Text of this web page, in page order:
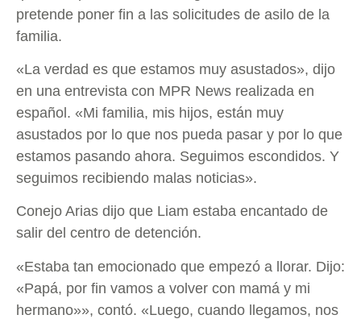
pretende poner fin a las solicitudes de asilo de la
familia.
«La verdad es que estamos muy asustados», dijo
en una entrevista con MPR News realizada en
español. «Mi familia, mis hijos, están muy
asustados por lo que nos pueda pasar y por lo que
estamos pasando ahora. Seguimos escondidos. Y
seguimos recibiendo malas noticias».
Conejo Arias dijo que Liam estaba encantado de
salir del centro de detención.
«Estaba tan emocionado que empezó a llorar. Dijo:
«Papá, por fin vamos a volver con mamá y mi
hermano»», contó. «Luego, cuando llegamos, nos